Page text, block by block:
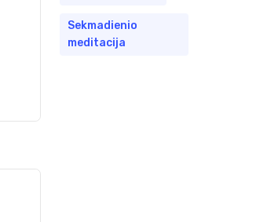
Sekmadienio
meditacija